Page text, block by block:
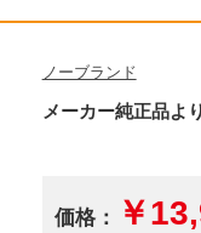
ノーブランド
メーカー純正品よ
価格： ￥